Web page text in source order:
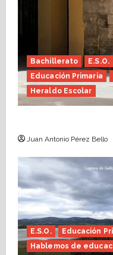
Bachillerato E.S.O.
Educación Primaria
Heraldo Escolar
Juan Antonio Pérez Bello
E.S.O.
Educación
Hablemos de